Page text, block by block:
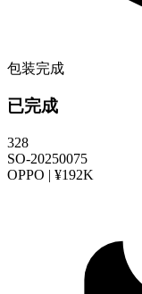
包装完成
已完成
328
SO-20250075
OPPO | ¥192K